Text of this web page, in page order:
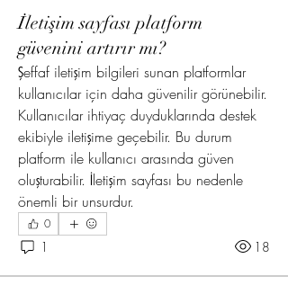
İletişim sayfası platform
güvenini artırır mı?
Şeffaf iletişim bilgileri sunan platformlar
kullanıcılar için daha güvenilir görünebilir.
Kullanıcılar ihtiyaç duyduklarında destek
ekibiyle iletişime geçebilir. Bu durum
platform ile kullanıcı arasında güven
oluşturabilir. İletişim sayfası bu nedenle
önemli bir unsurdur.
0
1 18